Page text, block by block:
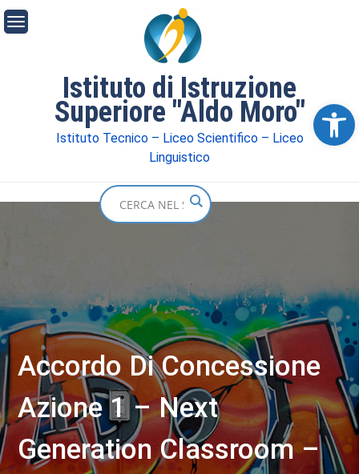
Istituto di Istruzione
Superiore "Aldo Moro"
Istituto Tecnico – Liceo Scientifico – Liceo
Linguistico
Accordo Di Concessione
Azione 1 – Next
Generation Classroom –